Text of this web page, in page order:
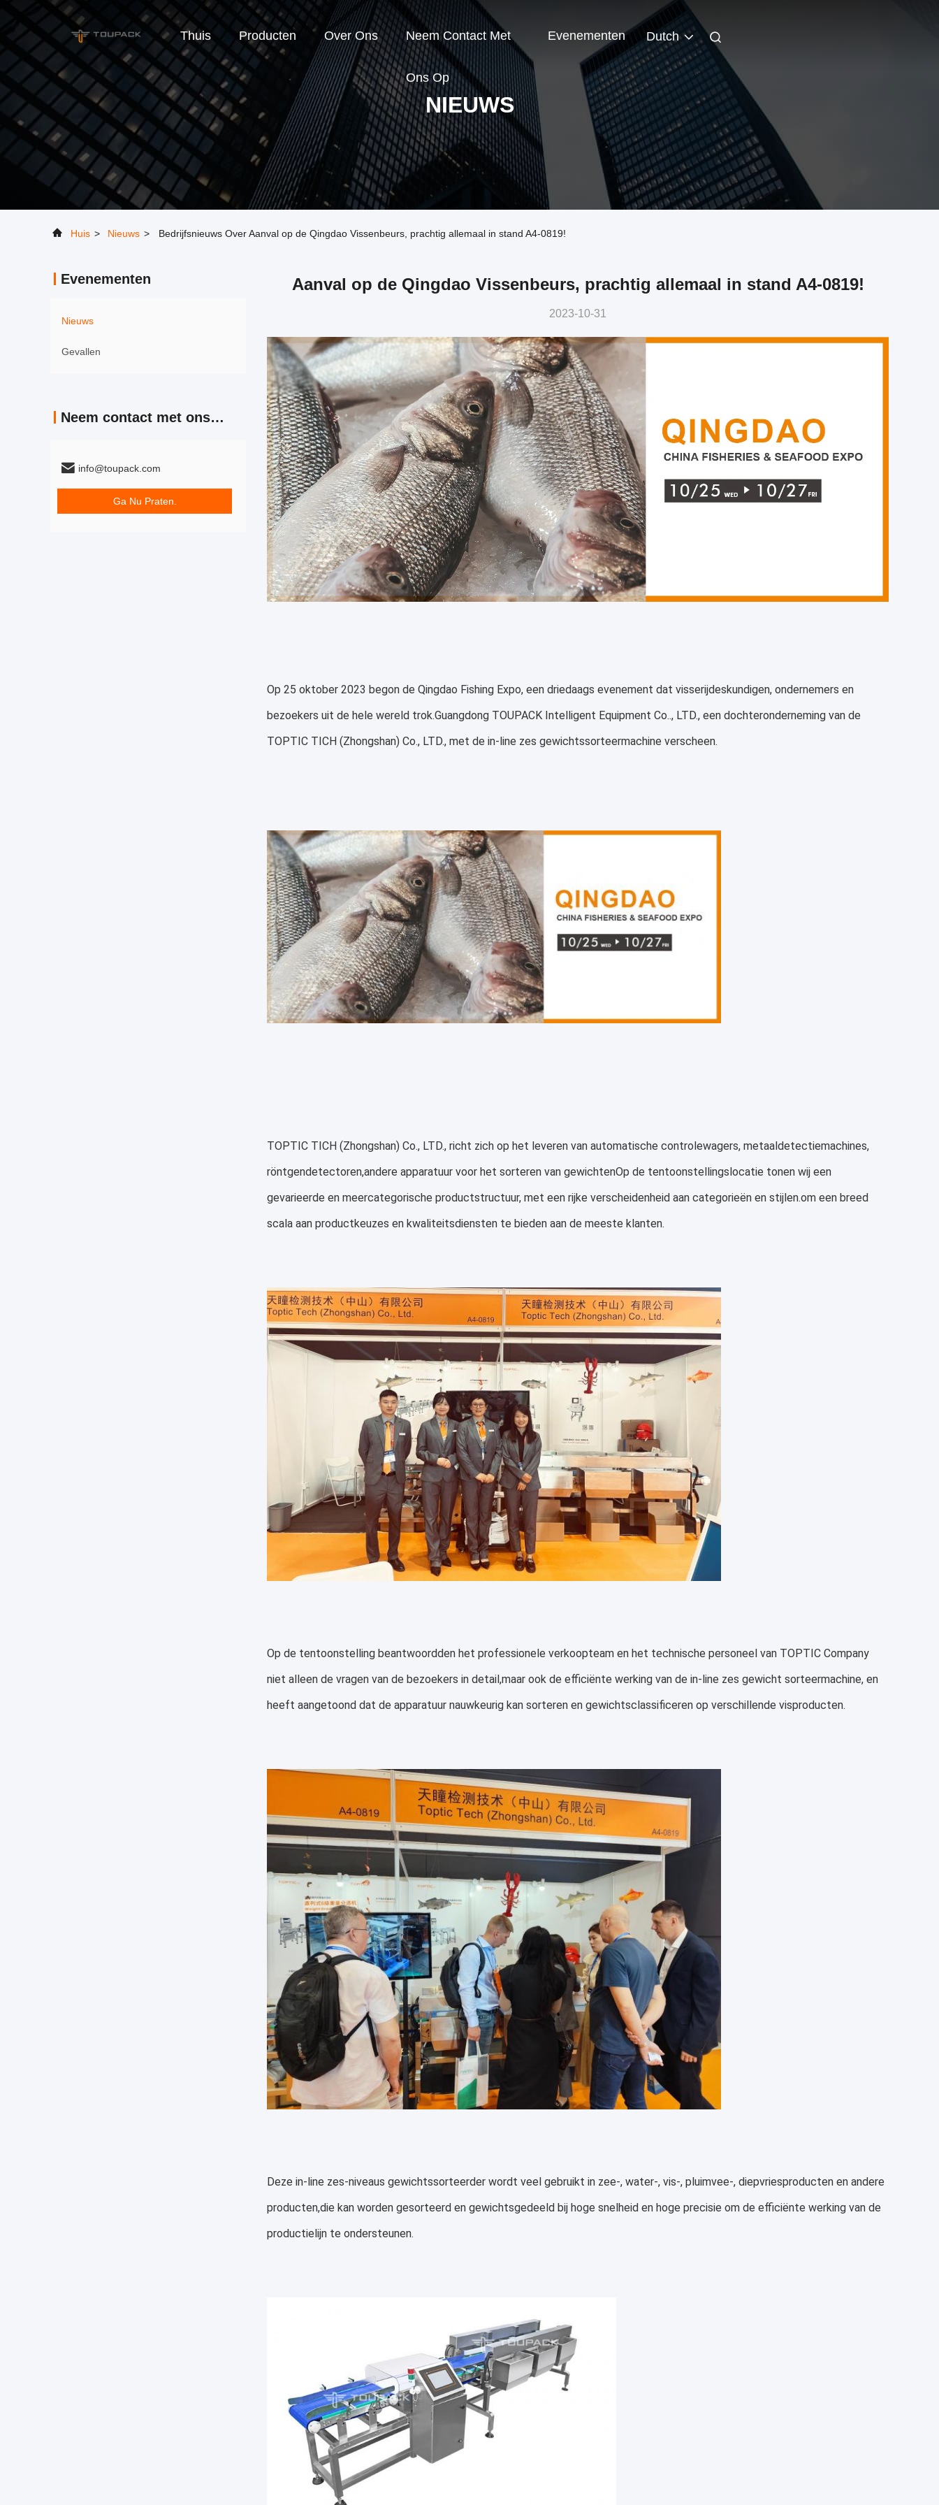
Thuis Producten Over Ons Neem Contact Met
Ons Op
Evenementen Dutch
NIEUWS
Huis > Nieuws > Bedrijfsnieuws Over Aanval op de Qingdao Vissenbeurs, prachtig allemaal in stand A4-0819!
Evenementen
Nieuws
Gevallen
Neem contact met ons op
info@toupack.com
Ga Nu Praten.
Aanval op de Qingdao Vissenbeurs, prachtig allemaal in stand A4-0819!
2023-10-31
Op 25 oktober 2023 begon de Qingdao Fishing Expo, een driedaags evenement dat visserijdeskundigen, ondernemers en
bezoekers uit de hele wereld trok.Guangdong TOUPACK Intelligent Equipment Co.., LTD., een dochteronderneming van de
TOPTIC TICH (Zhongshan) Co., LTD., met de in-line zes gewichtssorteermachine verscheen.
TOPTIC TICH (Zhongshan) Co., LTD., richt zich op het leveren van automatische controlewagers, metaaldetectiemachines,
röntgendetectoren,andere apparatuur voor het sorteren van gewichtenOp de tentoonstellingslocatie tonen wij een
gevarieerde en meercategorische productstructuur, met een rijke verscheidenheid aan categorieën en stijlen.om een breed
scala aan productkeuzes en kwaliteitsdiensten te bieden aan de meeste klanten.
Op de tentoonstelling beantwoordden het professionele verkoopteam en het technische personeel van TOPTIC Company
niet alleen de vragen van de bezoekers in detail,maar ook de efficiënte werking van de in-line zes gewicht sorteermachine, en
heeft aangetoond dat de apparatuur nauwkeurig kan sorteren en gewichtsclassificeren op verschillende visproducten.
Deze in-line zes-niveaus gewichtssorteerder wordt veel gebruikt in zee-, water-, vis-, pluimvee-, diepvriesproducten en andere
producten,die kan worden gesorteerd en gewichtsgedeeld bij hoge snelheid en hoge precisie om de efficiënte werking van de
productielijn te ondersteunen.